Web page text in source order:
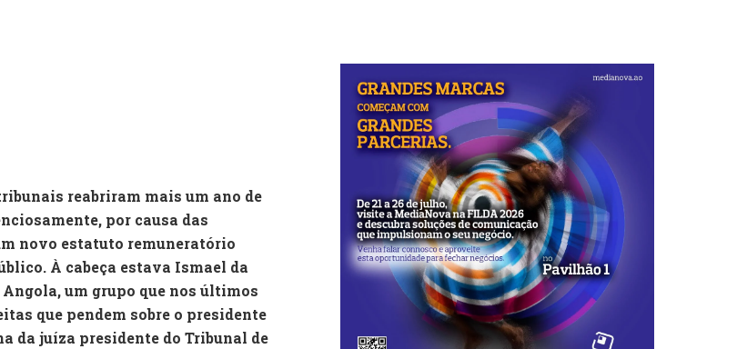
reabriram mais um ano de
por causa das
novo estatuto remuneratório
À cabeça estava Ismael da
um grupo que nos últimos
que pendem sobre o presidente
da juíza presidente do Tribunal de